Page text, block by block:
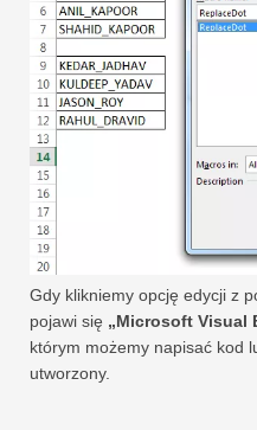
Gdy klikniemy opcję edycji z
pojawi się „Microsoft Visual
którym możemy napisać kod
utworzony.